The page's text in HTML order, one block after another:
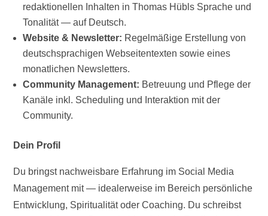
redaktionellen Inhalten in Thomas Hübls Sprache und
Tonalität — auf Deutsch.
Website & Newsletter: Regelmäßige Erstellung von
deutschsprachigen Webseitentexten sowie eines
monatlichen Newsletters.
Community Management: Betreuung und Pflege der
Kanäle inkl. Scheduling und Interaktion mit der
Community.
Dein Profil
Du bringst nachweisbare Erfahrung im Social Media
Management mit — idealerweise im Bereich persönliche
Entwicklung, Spiritualität oder Coaching. Du schreibst